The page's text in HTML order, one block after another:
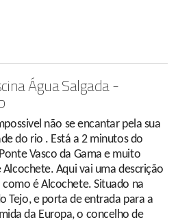
Água Salgada -
não se encantar pela sua
do rio . Está a 2 minutos do
Vasco da Gama e muito
Aqui vai uma descrição
é Alcochete. Situado na
Tejo, e porta de entrada para a
da Europa, o concelho de